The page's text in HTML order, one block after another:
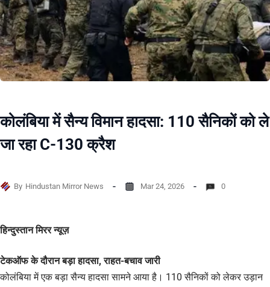
कोलंबिया में सैन्य विमान हादसा: 110 सैनिकों को ले
जा रहा C-130 क्रैश
By Hindustan Mirror News Mar 24, 2026 0
हिन्दुस्तान मिरर न्यूज़
टेकऑफ के दौरान बड़ा हादसा, राहत-बचाव जारी
कोलंबिया में एक बड़ा सैन्य हादसा सामने आया है। 110 सैनिकों को लेकर उड़ान